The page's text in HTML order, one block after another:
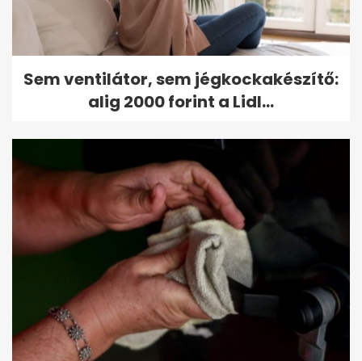
Sem ventilátor, sem jégkockakészítő:
alig 2000 forint a Lidl...